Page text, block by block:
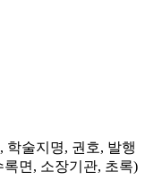
학술지명, 권호, 발행
면, 소장기관, 초록)